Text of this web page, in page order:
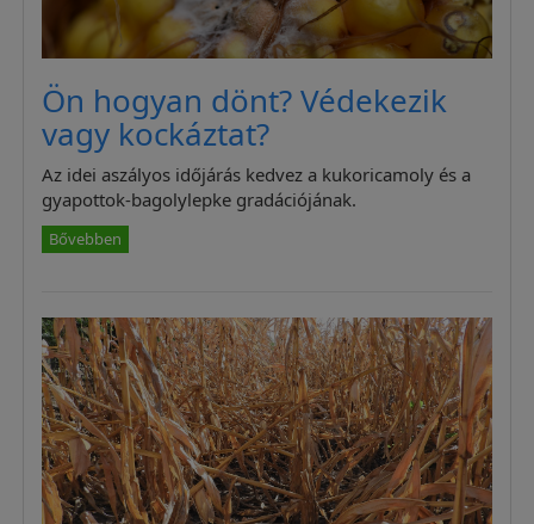
Ön hogyan dönt? Védekezik
vagy kockáztat?
Az idei aszályos időjárás kedvez a kukoricamoly és a
gyapottok-bagolylepke gradációjának.
Bővebben